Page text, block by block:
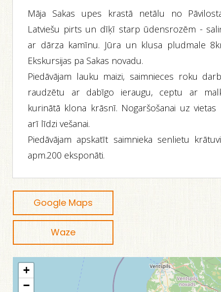
Māja Sakas upes krastā netālu no
Latviešu pirts un dīķī starp ūdensrozēm -
ar dārza kamīnu. Jūra un klusa pludmale
Ekskursijas pa Sakas novadu.
Piedāvājam lauku maizi, saimnieces roku
raudzētu ar dabīgo ieraugu, ceptu ar
kurinātā klona krāsnī. Nogaršošanai uz vietas
arī līdzi vešanai.
Piedāvājam apskatīt saimnieka senlietu
apm.200 eksponāti.
Google Maps
Waze
+
−